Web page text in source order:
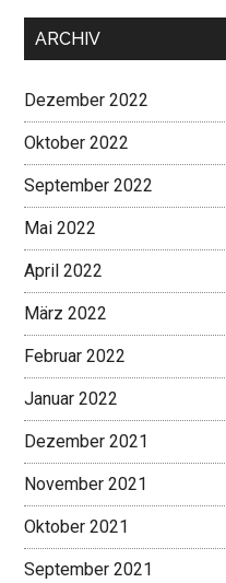
ARCHIV
Dezember 2022
Oktober 2022
September 2022
Mai 2022
April 2022
März 2022
Februar 2022
Januar 2022
Dezember 2021
November 2021
Oktober 2021
September 2021